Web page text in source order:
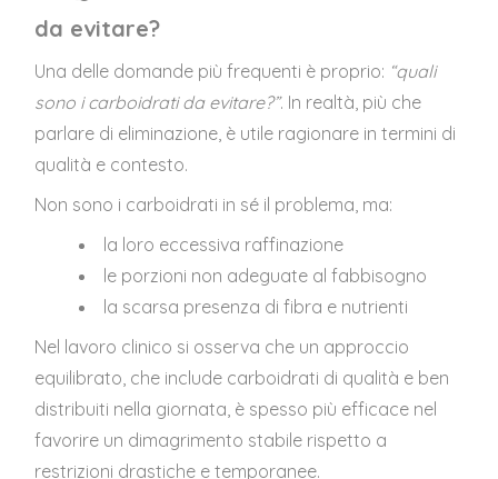
da evitare?
Una delle domande più frequenti è proprio: “quali
sono i carboidrati da evitare?”. In realtà, più che
parlare di eliminazione, è utile ragionare in termini di
qualità e contesto.
Non sono i carboidrati in sé il problema, ma:
la loro eccessiva raffinazione
le porzioni non adeguate al fabbisogno
la scarsa presenza di fibra e nutrienti
Nel lavoro clinico si osserva che un approccio
equilibrato, che include carboidrati di qualità e ben
distribuiti nella giornata, è spesso più efficace nel
favorire un dimagrimento stabile rispetto a
restrizioni drastiche e temporanee.